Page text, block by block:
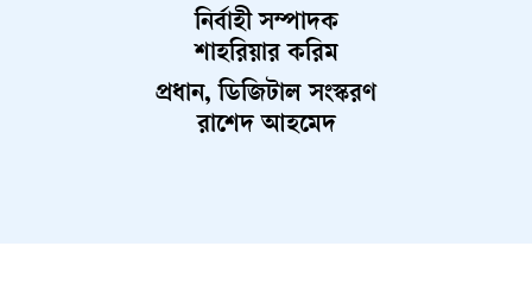
নির্বাহী সম্পাদক
শাহরিয়ার করিম
প্রধান, ডিজিটাল সংস্করণ
রাশেদ আহমেদ